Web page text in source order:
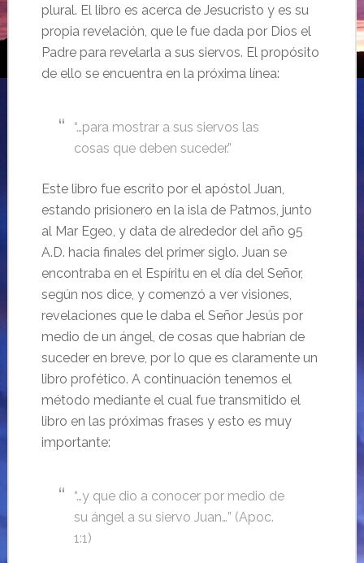
plural. El libro es acerca de Jesucristo y es su
propia revelación, que le fue dada por Dios el
Padre para revelarla a sus siervos. El propósito
de ello se encuentra en la próxima línea:
“…para mostrar a sus siervos las
cosas que deben suceder.”
Este libro fue escrito por el apóstol Juan,
estando prisionero en la isla de Patmos, junto
al Mar Egeo, y data de alrededor del año 95
A.D. hacia finales del primer siglo. Juan se
encontraba en el Espíritu en el día del Señor,
según nos dice, y comenzó a ver visiones,
revelaciones que le daba el Señor Jesús por
medio de un ángel, de cosas que habrían de
suceder en breve, por lo que es claramente un
libro profético. A continuación tenemos el
método mediante el cual fue transmitido el
libro en las próximas frases y esto es muy
importante:
“…y que dio a conocer por medio de
su ángel a su siervo Juan…” (Apoc.
1:1)